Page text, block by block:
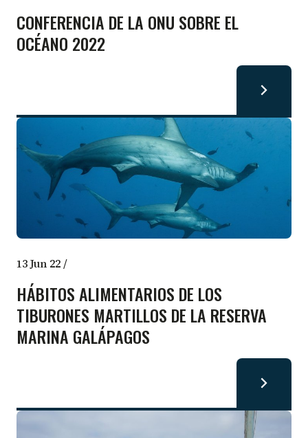
CONFERENCIA DE LA ONU SOBRE EL
OCÉANO 2022
13 Jun 22/
HÁBITOS ALIMENTARIOS DE LOS
TIBURONES MARTILLOS DE LA RESERVA
MARINA GALÁPAGOS